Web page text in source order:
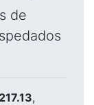
de
,